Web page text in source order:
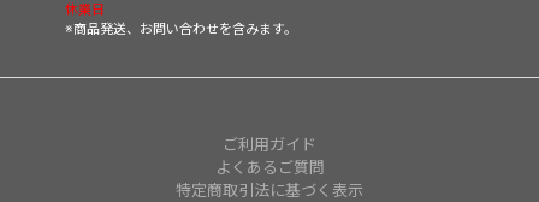
休業日
※商品発送、お問い合わせを含みます。
ご利用ガイド
よくあるご質問
特定商取引法に基づく表示